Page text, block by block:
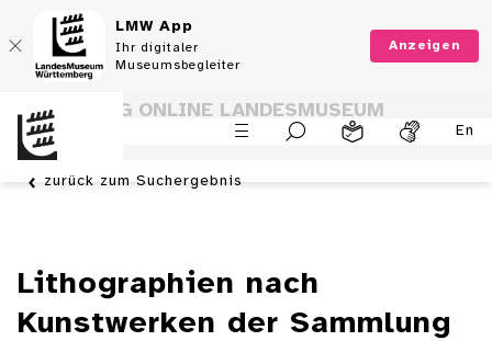
LMW App
Ihr digitaler
Museumsbegleiter
Anzeigen
En
SAMMLUNG ONLINE LANDESMUSEUM
WÜRTTEMBERG
zurück zum Suchergebnis
Lithographien nach
Kunstwerken der Sammlung